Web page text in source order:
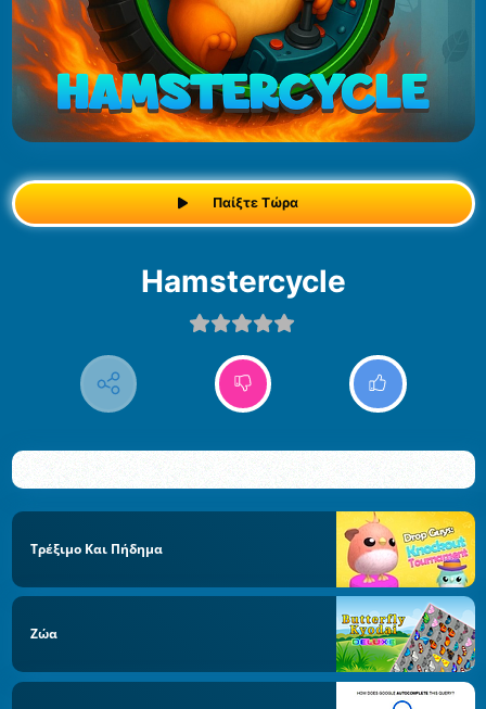
Παίξτε Τώρα
Hamstercycle
Τρέξιμο Και Πήδημα
Ζώα